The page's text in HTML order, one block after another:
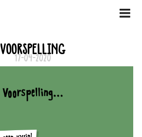
VOORSPELLING
17-04-2020